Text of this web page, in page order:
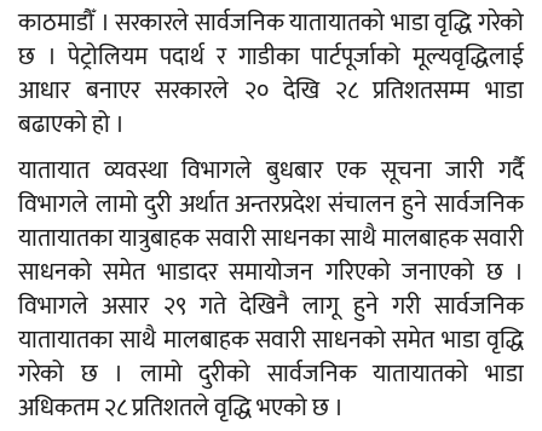
काठमाडौँ । सरकारले सार्वजनिक यातायातको भाडा वृद्धि गरेको
छ । पेट्रोलियम पदार्थ र गाडीका पार्टपूर्जाको मूल्यवृद्धिलाई
आधार बनाएर सरकारले २० देखि २८ प्रतिशतसम्म भाडा
बढाएको हो ।
यातायात व्यवस्था विभागले बुधबार एक सूचना जारी गर्दै
विभागले लामो दुरी अर्थात अन्तरप्रदेश संचालन हुने सार्वजनिक
यातायातका यात्रुबाहक सवारी साधनका साथै मालबाहक सवारी
साधनको समेत भाडादर समायोजन गरिएको जनाएको छ ।
विभागले असार २९ गते देखिनै लागू हुने गरी सार्वजनिक
यातायातका साथै मालबाहक सवारी साधनको समेत भाडा वृद्धि
गरेको छ । लामो दुरीको सार्वजनिक यातायातको भाडा
अधिकतम २८ प्रतिशतले वृद्धि भएको छ ।